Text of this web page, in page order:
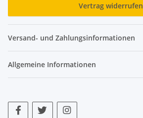
Vertrag widerrufen
Versand- und Zahlungsinformationen
Allgemeine Informationen